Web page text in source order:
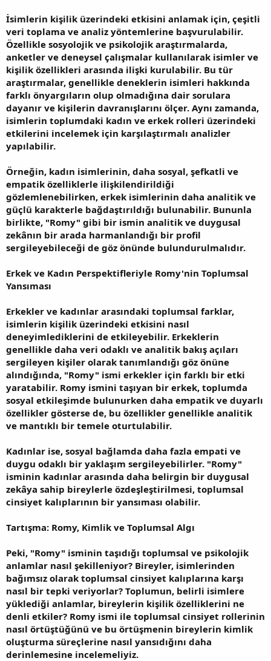
İsimlerin kişilik üzerindeki etkisini anlamak için, çeşitli
veri toplama ve analiz yöntemlerine başvurulabilir.
Özellikle sosyolojik ve psikolojik araştırmalarda,
anketler ve deneysel çalışmalar kullanılarak isimler ve
kişilik özellikleri arasında ilişki kurulabilir. Bu tür
araştırmalar, genellikle deneklerin isimleri hakkında
farklı önyargıların olup olmadığına dair sorulara
dayanır ve kişilerin davranışlarını ölçer. Aynı zamanda,
isimlerin toplumdaki kadın ve erkek rolleri üzerindeki
etkilerini incelemek için karşılaştırmalı analizler
yapılabilir.
Örneğin, kadın isimlerinin, daha sosyal, şefkatli ve
empatik özelliklerle ilişkilendirildiği
gözlemlenebilirken, erkek isimlerinin daha analitik ve
güçlü karakterle bağdaştırıldığı bulunabilir. Bununla
birlikte, "Romy" gibi bir ismin analitik ve duygusal
zekânın bir arada harmanlandığı bir profil
sergileyebileceği de göz önünde bulundurulmalıdır.
Erkek ve Kadın Perspektifleriyle Romy'nin Toplumsal
Yansıması
Erkekler ve kadınlar arasındaki toplumsal farklar,
isimlerin kişilik üzerindeki etkisini nasıl
deneyimlediklerini de etkileyebilir. Erkeklerin
genellikle daha veri odaklı ve analitik bakış açıları
sergileyen kişiler olarak tanımlandığı göz önüne
alındığında, "Romy" ismi erkekler için farklı bir etki
yaratabilir. Romy ismini taşıyan bir erkek, toplumda
sosyal etkileşimde bulunurken daha empatik ve duyarlı
özellikler gösterse de, bu özellikler genellikle analitik
ve mantıklı bir temele oturtulabilir.
Kadınlar ise, sosyal bağlamda daha fazla empati ve
duygu odaklı bir yaklaşım sergileyebilirler. "Romy"
isminin kadınlar arasında daha belirgin bir duygusal
zekâya sahip bireylerle özdeşleştirilmesi, toplumsal
cinsiyet kalıplarının bir yansıması olabilir.
Tartışma: Romy, Kimlik ve Toplumsal Algı
Peki, "Romy" isminin taşıdığı toplumsal ve psikolojik
anlamlar nasıl şekilleniyor? Bireyler, isimlerinden
bağımsız olarak toplumsal cinsiyet kalıplarına karşı
nasıl bir tepki veriyorlar? Toplumun, belirli isimlere
yüklediği anlamlar, bireylerin kişilik özelliklerini ne
denli etkiler? Romy ismi ile toplumsal cinsiyet rollerinin
nasıl örtüştüğünü ve bu örtüşmenin bireylerin kimlik
oluşturma süreçlerine nasıl yansıdığını daha
derinlemesine incelemeliyiz.